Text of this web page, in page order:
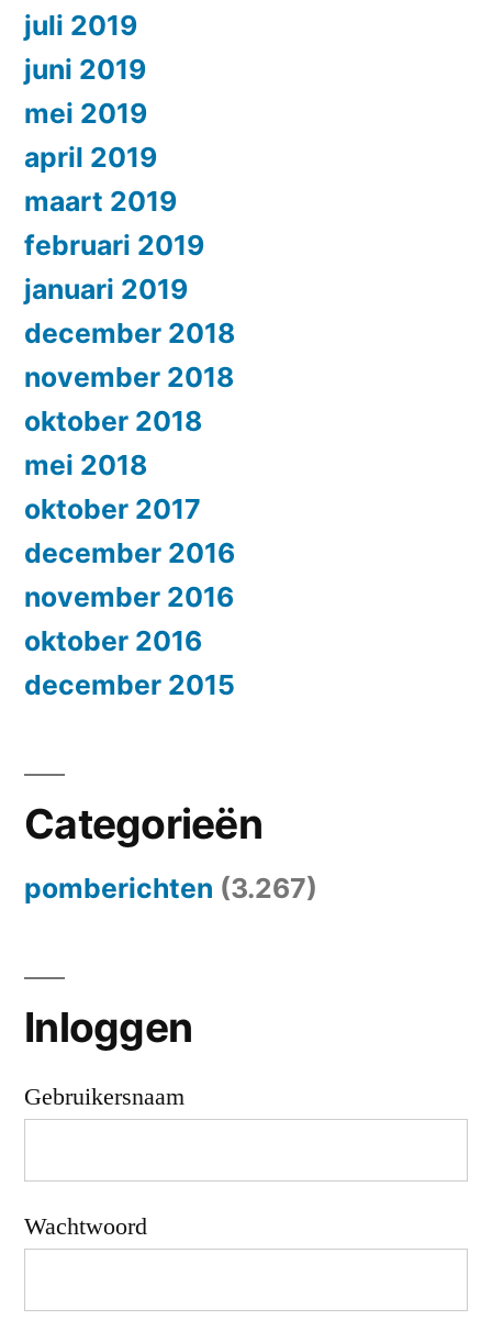
juli 2019
juni 2019
mei 2019
april 2019
maart 2019
februari 2019
januari 2019
december 2018
november 2018
oktober 2018
mei 2018
oktober 2017
december 2016
november 2016
oktober 2016
december 2015
Categorieën
pomberichten (3.267)
Inloggen
Gebruikersnaam
Wachtwoord